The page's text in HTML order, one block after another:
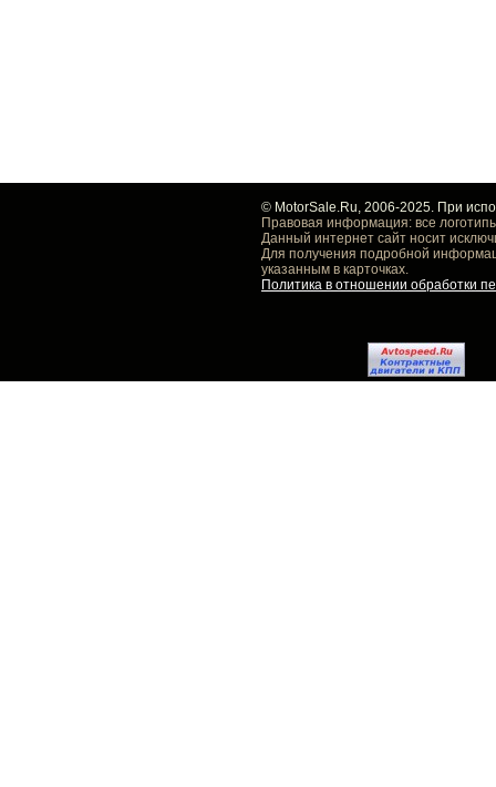
© MotorSale.Ru, 2006-2025. При
Правовая информация: все
Данный интернет сайт носит
Для получения подробной
указанным в карточках.
Политика в отношении обработки